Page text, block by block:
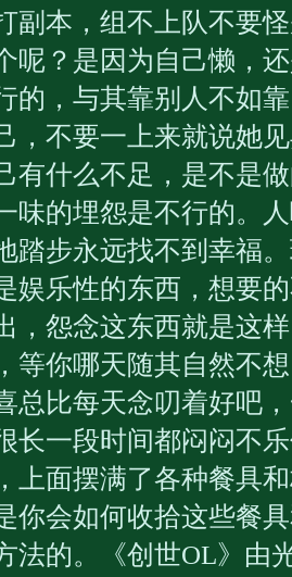
副本，组不上队不要
呢？是因为自己懒，
的，与其靠别人不如
，不要一上来就说她
有什么不足，是不是
味的埋怨是不行的。
踏步永远找不到幸福
娱乐性的东西，想要
，怨念这东西就是这
，等你哪天随其自然不
总比每天念叨着好吧
长一段时间都闷闷不乐
上面摆满了各种餐具
你会如何收拾这些餐
法的。《创世OL》由